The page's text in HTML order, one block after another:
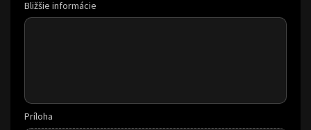
Bližšie informácie
Príloha